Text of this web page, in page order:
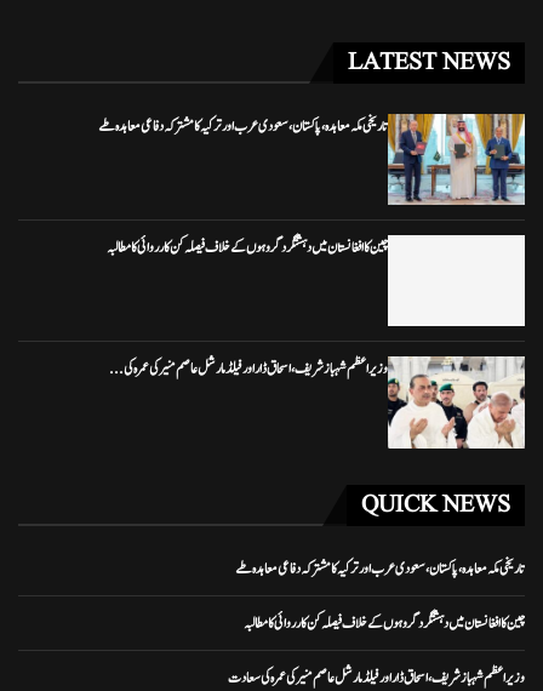
LATEST NEWS
تاریخی مکہ معاہدہ، پاکستان، سعودی عرب اور ترکیہ کا مشترکہ دفاعی معاہدہ طے
چین کا افغانستان میں دہشتگرد گروہوں کے خلاف فیصلہ کن کارروائی کا مطالبہ
وزیراعظم شہباز شریف، اسحاق ڈار اور فیلڈ مارشل عاصم منیر کی عمرہ کی...
QUICK NEWS
تاریخی مکہ معاہدہ، پاکستان، سعودی عرب اور ترکیہ کا مشترکہ دفاعی معاہدہ طے
چین کا افغانستان میں دہشتگرد گروہوں کے خلاف فیصلہ کن کارروائی کا مطالبہ
وزیراعظم شہباز شریف، اسحاق ڈار اور فیلڈ مارشل عاصم منیر کی عمرہ کی سعادت